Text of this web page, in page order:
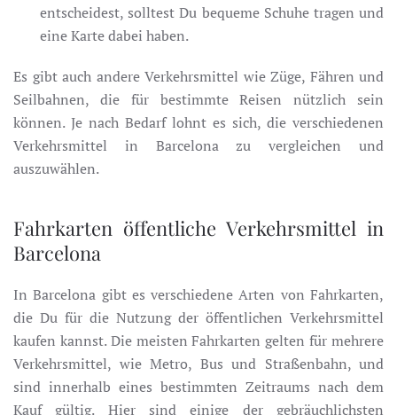
entscheidest, solltest Du bequeme Schuhe tragen und
eine Karte dabei haben.
Es gibt auch andere Verkehrsmittel wie Züge, Fähren und
Seilbahnen, die für bestimmte Reisen nützlich sein
können. Je nach Bedarf lohnt es sich, die verschiedenen
Verkehrsmittel in Barcelona zu vergleichen und
auszuwählen.
Fahrkarten öffentliche Verkehrsmittel in
Barcelona
In Barcelona gibt es verschiedene Arten von Fahrkarten,
die Du für die Nutzung der öffentlichen Verkehrsmittel
kaufen kannst. Die meisten Fahrkarten gelten für mehrere
Verkehrsmittel, wie Metro, Bus und Straßenbahn, und
sind innerhalb eines bestimmten Zeitraums nach dem
Kauf gültig. Hier sind einige der gebräuchlichsten